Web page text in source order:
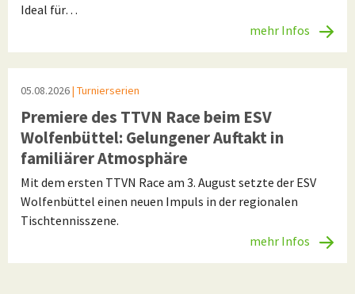
Ideal für…
mehr Infos
05.08.2026| Turnierserien
Premiere des TTVN Race beim ESV
Wolfenbüttel: Gelungener Auftakt in
familiärer Atmosphäre
Mit dem ersten TTVN Race am 3. August setzte der ESV
Wolfenbüttel einen neuen Impuls in der regionalen
Tischtennisszene.
mehr Infos